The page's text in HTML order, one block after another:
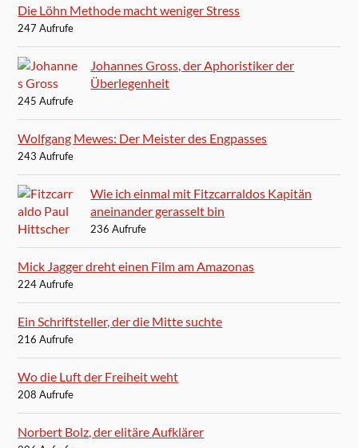
Die Löhn Methode macht weniger Stress
247 Aufrufe
Johannes Gross, der Aphoristiker der
Überlegenheit
245 Aufrufe
Wolfgang Mewes: Der Meister des Engpasses
243 Aufrufe
Wie ich einmal mit Fitzcarraldos Kapitän
aneinander gerasselt bin
236 Aufrufe
Mick Jagger dreht einen Film am Amazonas
224 Aufrufe
Ein Schriftsteller, der die Mitte suchte
216 Aufrufe
Wo die Luft der Freiheit weht
208 Aufrufe
Norbert Bolz, der elitäre Aufklärer